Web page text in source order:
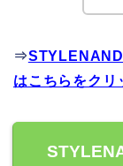
⇒
はこちらをクリ